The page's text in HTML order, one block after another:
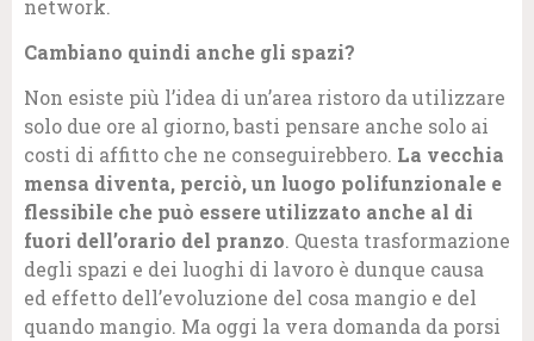
network.
Cambiano quindi anche gli spazi?
Non esiste più l’idea di un’area ristoro da utilizzare
solo due ore al giorno, basti pensare anche solo ai
costi di affitto che ne conseguirebbero. La vecchia
mensa diventa, perciò, un luogo polifunzionale e
flessibile che può essere utilizzato anche al di
fuori dell’orario del pranzo. Questa trasformazione
degli spazi e dei luoghi di lavoro è dunque causa
ed effetto dell’evoluzione del cosa mangio e del
quando mangio. Ma oggi la vera domanda da porsi